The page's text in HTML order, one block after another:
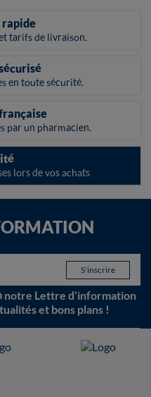
rapide
tarifs de livraison.
en toute sécurité.
par un pharmacien.
lors de vos achats
notre Lettre d'information
et bons plans !